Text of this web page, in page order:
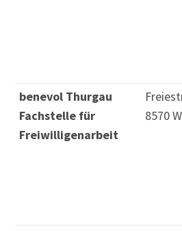
benevol Thurgau
Fachstelle für
Freiwilligenarbeit
8570